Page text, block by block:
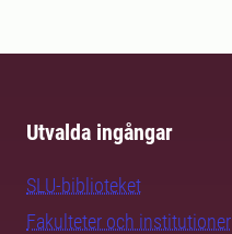
Utvalda ingångar
SLU-biblioteket
Fakulteter och institutioner